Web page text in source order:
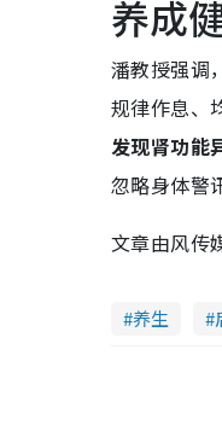
养成
潘教授强调
规律作息、
发现肾功能
忽略身体警
文章由风传
养生